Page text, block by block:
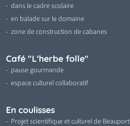
dans le cadre scolaire
en balade sur le domaine
zone de construction de cabanes
Café "L'herbe folle"
pause gourmande
espace culturel collaboratif
En coulisses
Projet scientifique et culturel de Beauport